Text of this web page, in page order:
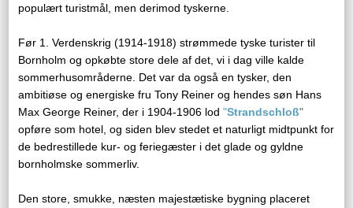
populært turistmål, men derimod tyskerne.
Før 1. Verdenskrig (1914-1918) strømmede tyske turister til
Bornholm og opkøbte store dele af det, vi i dag ville kalde
sommerhusområderne. Det var da også en tysker, den
ambitiøse og energiske fru Tony Reiner og hendes søn Hans
Max George Reiner, der i 1904-1906 lod "Strandschloß"
opføre som hotel, og siden blev stedet et naturligt midtpunkt for
de bedrestillede kur- og feriegæster i det glade og gyldne
bornholmske sommerliv.
Den store, smukke, næsten majestætiske bygning placeret